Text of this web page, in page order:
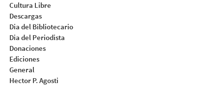
Cultura Libre
Descargas
Dia del Bibliotecario
Dia del Periodista
Donaciones
Ediciones
General
Hector P. Agosti